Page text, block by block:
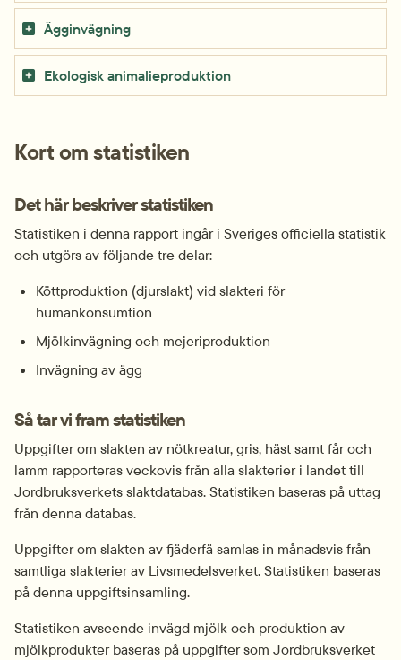
Ägginvägning
Ekologisk animalieproduktion
Kort om statistiken
Det här beskriver statistiken
Statistiken i denna rapport ingår i Sveriges officiella statistik
och utgörs av följande tre delar:
Köttproduktion (djurslakt) vid slakteri för
humankonsumtion
Mjölkinvägning och mejeriproduktion
Invägning av ägg
Så tar vi fram statistiken
Uppgifter om slakten av nötkreatur, gris, häst samt får och
lamm rapporteras veckovis från alla slakterier i landet till
Jordbruksverkets slaktdatabas. Statistiken baseras på uttag
från denna databas.
Uppgifter om slakten av fjäderfä samlas in månadsvis från
samtliga slakterier av Livsmedelsverket. Statistiken baseras
på denna uppgiftsinsamling.
Statistiken avseende invägd mjölk och produktion av
mjölkprodukter baseras på uppgifter som Jordbruksverket